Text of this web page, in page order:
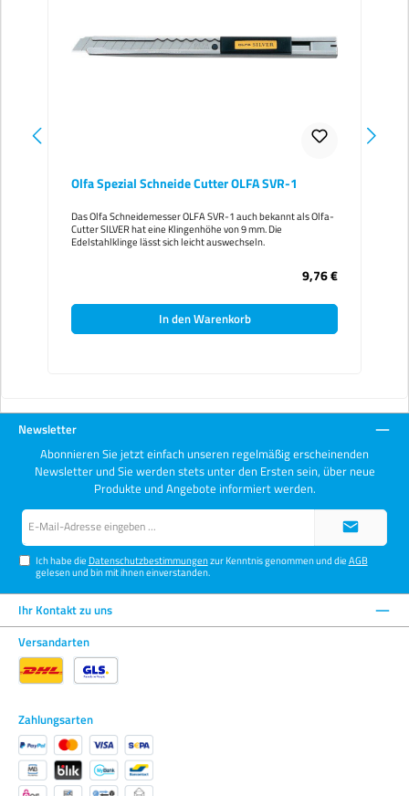
Olfa Spezial Schneide Cutter OLFA SVR-1
Das Olfa Schneidemesser OLFA SVR-1 auch bekannt als Olfa-
Cutter SILVER hat eine Klingenhöhe von 9 mm. Die
Edelstahlklinge lässt sich leicht auswechseln.
9,76 €
In den Warenkorb
Newsletter
Abonnieren Sie jetzt einfach unseren regelmäßig erscheinenden
Newsletter und Sie werden stets unter den Ersten sein, über neue
Produkte und Angebote informiert werden.
Ich habe die Datenschutzbestimmungenzur Kenntnis genommen und dieAGB
gelesen und bin mit ihnen einverstanden.
Ihr Kontakt zu uns
Versandarten
Zahlungsarten